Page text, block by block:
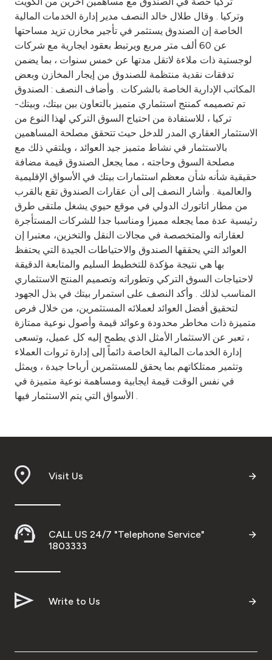
Branch & ATM locator
Germany
Malaysia
Turkey
Egypt
UK
Kingdom of Bahrain
وتركيا . وقال طلال خالد النصف مدير إدارة الخدمات المالية
الخاصة إن الصندوق يستثمر في تأجير مخازن تزيد مساحتها
عن 60 ألف متر مربع ويرتبط بعقود ايجارية مع شركات
لوجستية ذات ملاءة لاتقل مدتها عن خمس سنوات ، بما يضمن
تدفقات نقدية منتظمة للصندوق من إيجار المخازن وبعض
المكاتب الإدارية الخاصة بالشركات . وأضاف النصف : الصندوق
تم تصميمه كمنتج استثماري متميز بالتعاون بين بيتك، وبيتك-
تركيا ، للاستفادة من احتياج السوق التركي لهذا النوع من
الاستثمار العقاري المدر للدخل حيث تتحقق مصلحة المساهمين
بالاستثمار في نشاط متميز جيد العوائد ، ويلتقي ذلك مع
مصلحة السوق وحاجته ، مما يجعل الصندوق قيمة مضافة
حقيقية شأنه شأن معظم استثمارات بيتك في الأسواق الإقليمية
والعالمية . وأشار النصف إلى أن عقارات الصندوق تقع بالقرب
من مطار اتاتورك الدولي في موقع حيوي يشغل ملتقى طرق
رئيسية عدة مما يجعله مميزا ومناسبا جدا للشركات المستأجرة
لعقاراته والمتخصصة في مجالات النقل والتخزين، معتبرا إن
العوائد التي يحققها الصندوق والاحتياطات الجيدة التي يحتفظ
بها هي نتيجة مؤكدة للتخطيط السليم والمتابعة الدقيقة
لاحتياجات السوق التركي وتطوراته وتصميم المنتج الاستثماري
المناسب لذلك . وأكد النصف على استمرار بيتك في بذل الجهود
لتحقيق أفضل العوائد لعملائه المستثمرين، من خلال فرص
متميزة ذات مخاطر محدودة وعوائد قيمة وأصول نوعية ممتازة
، تعبر عن الاستثمار الأمثل الذي يطمح إليه كل عميل، وتسعى
إدارة الخدمات المالية الخاصة دائماً إلى إدارة ثروات العملاء
وتثمير ممتلكاتهم بما يحقق للمستثمرين أرباحا جيدة ، ويمثل
في نفس الوقت قيمة ايجابية ومساهمة نوعية متميزة في
الأسواق التي يتم الاستثمار فيها .
Visit Us
CALL US 24/7 "Telephone Service"
1803333
Write to Us